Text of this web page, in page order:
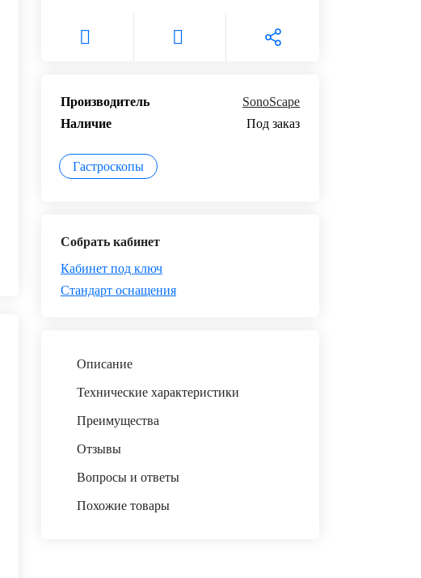
Производитель
SonoScape
Наличие
Под заказ
Гастроскопы
Собрать кабинет
Кабинет под ключ
Стандарт оснащения
Описание
Технические характеристики
Преимущества
Отзывы
Вопросы и ответы
Похожие товары